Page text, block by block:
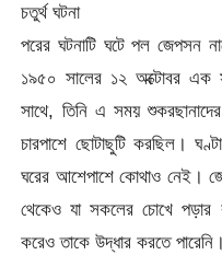
চতুর্থ ঘটনা
পরের ঘটনাটি ঘটে পল জেপসন
১৯৫০ সালের ১২ অক্টোবর এক
সাথে, তিনি এ সময়
চারপাশে ছোটাছুটি করছিল।
ঘরের আশেপাশে কোথাও নেই।
থেকেও যা সকলের চোখে
করেও তাকে উদ্ধার করতে পারেনি।